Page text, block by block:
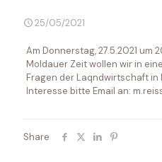
25/05/2021
Am Donnerstag, 27.5.2021 um
Moldauer Zeit wollen wir in
Fragen der Laqndwirtschaft in
Interesse bitte Email an:
Share